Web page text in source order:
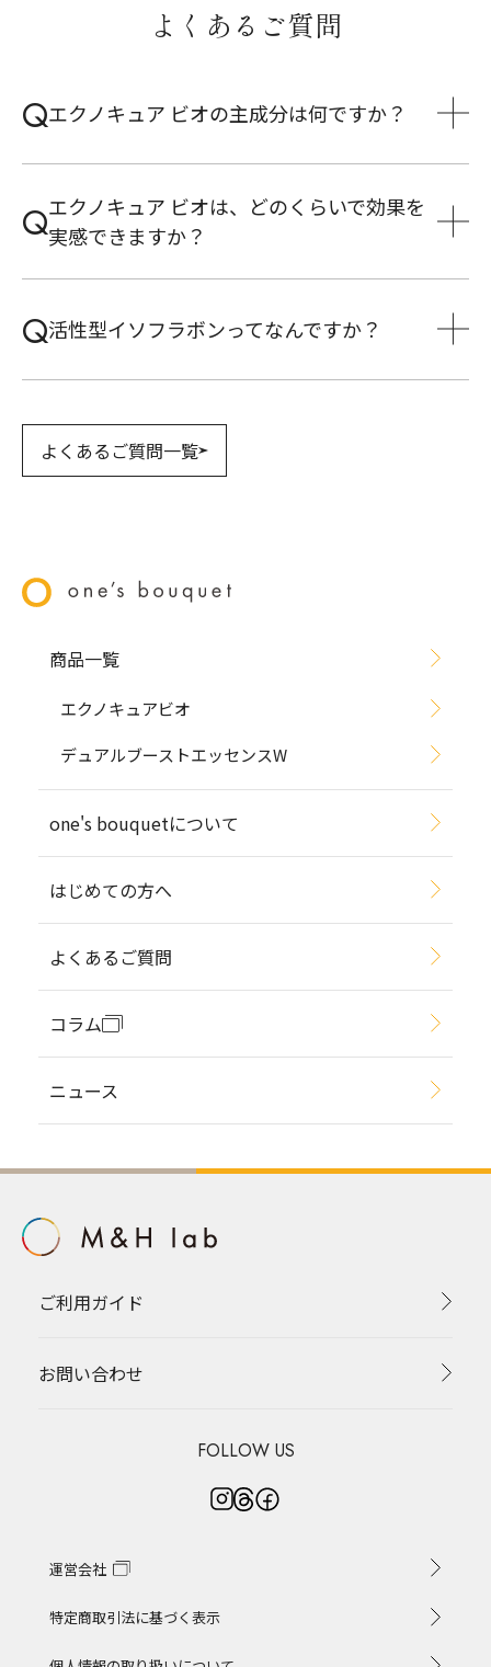
よくあるご質問
エクノキュア ビオの主成分は何ですか？
エクノキュア ビオは、どのくらいで効果を
実感できますか？
活性型イソフラボンってなんですか？
よくあるご質問一覧
商品一覧
エクノキュアビオ
デュアルブーストエッセンスW
one's bouquetについて
はじめての方へ
よくあるご質問
コラム
ニュース
ご利用ガイド
お問い合わせ
FOLLOW US
運営会社
特定商取引法に基づく表示